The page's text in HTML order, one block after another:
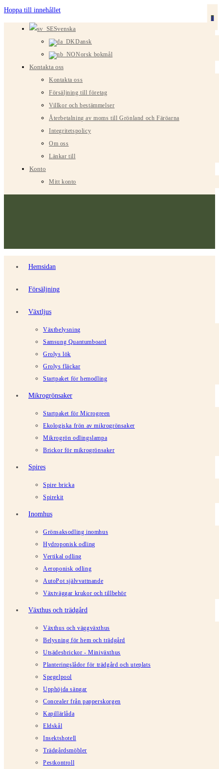
Hoppa till innehållet
Svenska
Dansk
Norsk bokmål
Kontakta oss
Kontakta oss
Försäljning till företag
Villkor och bestämmelser
Återbetalning av moms till Grönland och Färöarna
Integritetspolicy
Om oss
Länkar till
Konto
Mitt konto
Hemsidan
Försäljning
Växtljus
Växtbelysning
Samsung Quantumboard
Grolys lök
Grolys fläckar
Startpaket för hemodling
Mikrogrönsaker
Startpaket för Microgreen
Ekologiska frön av mikrogrönsaker
Mikrogrön odlingslampa
Brickor för mikrogrönsaker
Spires
Spire bricka
Spirekit
Inomhus
Grönsaksodling inomhus
Hydroponisk odling
Vertikal odling
Aeroponisk odling
AutoPot självvattnande
Växtväggar krukor och tillbehör
Växthus och trädgård
Växthus och väggväxthus
Belysning för hem och trädgård
Utsädesbrickor - Miniväxthus
Planteringslådor för trädgård och uteplats
Spegelpool
Upphöjda sängar
Concealer från papperskorgen
Kapillärlåda
Eldskål
Insektshotell
Trädgårdsmöbler
Pestkontroll
0